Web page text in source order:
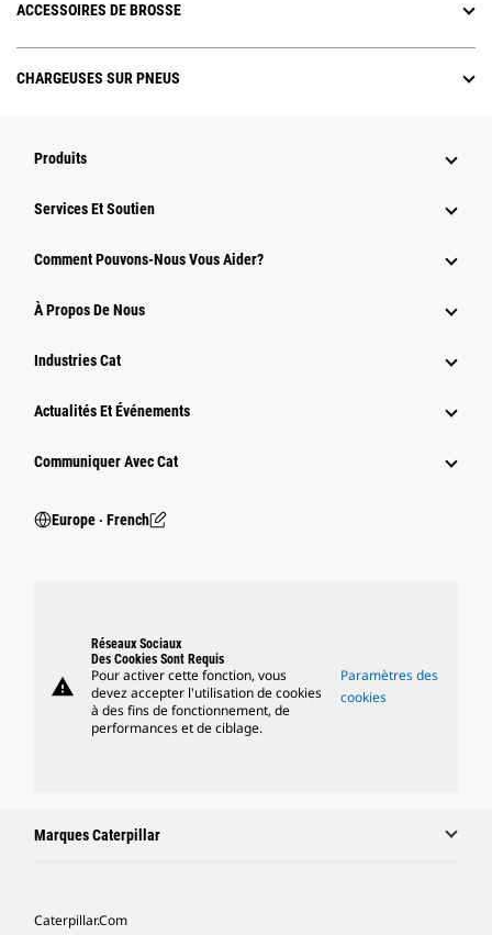
ACCESSOIRES DE BROSSE
CHARGEUSES SUR PNEUS
Produits
Services Et Soutien
Comment Pouvons-Nous Vous Aider?
À Propos De Nous
Industries Cat
Actualités Et Événements
Communiquer Avec Cat
Europe ‧ French
warning
Réseaux Sociaux
Des Cookies Sont Requis
Pour activer cette fonction, vous
devez accepter l'utilisation de cookies
à des fins de fonctionnement, de
performances et de ciblage.
Paramètres des
cookies
Marques Caterpillar
Caterpillar.com